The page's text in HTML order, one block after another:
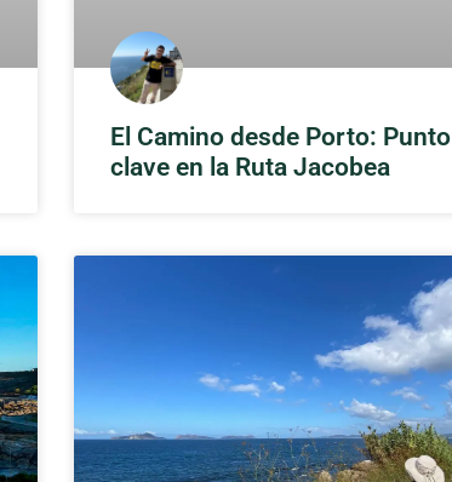
El Camino desde Porto: Punto
clave en la Ruta Jacobea